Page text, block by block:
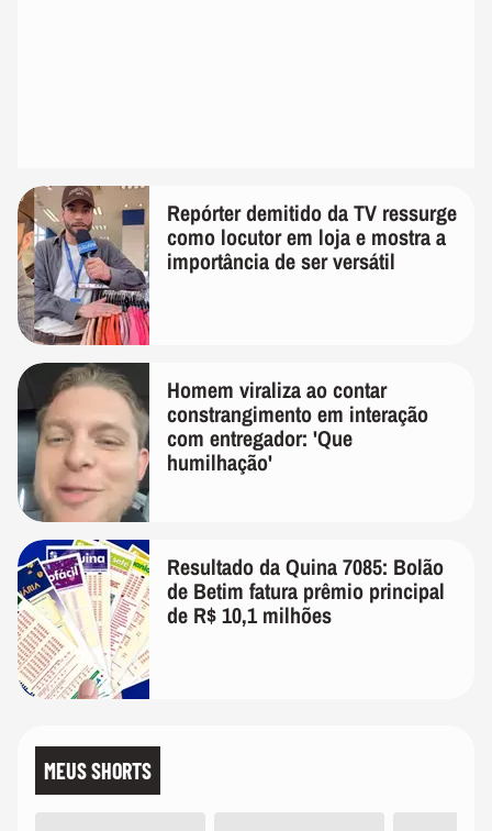
Repórter demitido da TV ressurge
como locutor em loja e mostra a
importância de ser versátil
Homem viraliza ao contar
constrangimento em interação
com entregador: 'Que
humilhação'
Resultado da Quina 7085: Bolão
de Betim fatura prêmio principal
de R$ 10,1 milhões
MEUS SHORTS